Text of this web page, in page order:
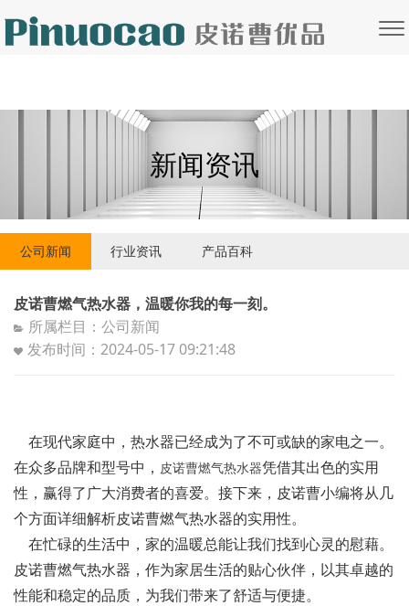
新闻资讯
公司新闻 行业资讯 产品百科
皮诺曹燃气热水器，温暖你我的每一刻。
所属栏目：公司新闻
发布时间：2024-05-17 09:21:48
在现代家庭中，热水器已经成为了不可或缺的家电之一。
在众多品牌和型号中， 皮诺曹燃气热水器凭借其出色的实用
性，赢得了广大消费者的喜爱。接下来，皮诺曹小编将从几
个方面详细解析皮诺曹燃气热水器的实用性。
在忙碌的生活中，家的温暖总能让我们找到心灵的慰藉。
皮诺曹燃气热水器，作为家居生活的贴心伙伴，以其卓越的
性能和稳定的品质，为我们带来了舒适与便捷。